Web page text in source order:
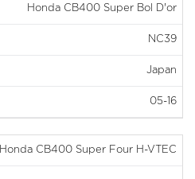
Honda CB400 Super Bol D'or
NC39
Japan
05-16
Honda CB400 Super Four H-VTEC